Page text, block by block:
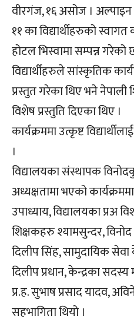
वीरगंज, १६ असोज । अल्पाइन
११ का विद्यार्थीहरुको
होटल भिस्वामा सम्पन्न गरेको
विद्यार्थीहरुले सांस्कृतिक
प्रस्तुत गरेका थिए भने
विशेष प्रस्तुति दिएका थिए ।
कार्यक्रममा उत्कृष्ट
।
विद्यालयका संस्थापक
अध्यक्षतामा भएको
उपाध्याय, विद्यालयका प्रअ
शिक्षकहरु श्यामसुन्दर, विनोद
दिलीप सिंह, सामुदायिक सेवा
दिलीप प्रधान, केन्द्रका
प्र.ह. सुभाष प्रसाद यादव,
सहभागिता थियो ।